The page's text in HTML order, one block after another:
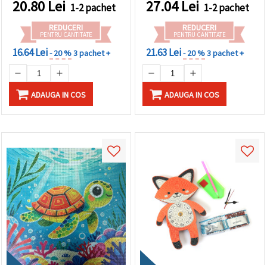
20.80 Lei 1-2 pachet
REDUCERI
PENTRU CANTITATE
16.64 Lei- 20 %3 pachet +
ADAUGA IN COS
27.04Lei 1-2 pachet
REDUCERI
PENTRU CANTITATE
21.63 Lei- 20 %3 pachet +
ADAUGA IN COS